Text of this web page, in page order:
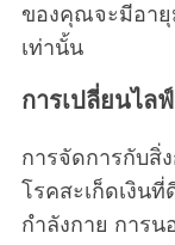
ของคุณจะมีอายุ
เท่านั้น
การเปลี่ยนไล
การจัดการกับสิ่
โรคสะเก็ดเงิน
กำลังกาย การ